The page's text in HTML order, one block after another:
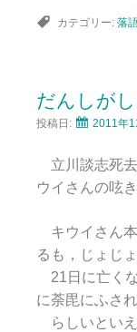
カテゴリー: 落
だんしが
投稿日: 2011年
立川談志死去
ウイさんの呟
キウイさん
るも，じょじ
21日に亡く
に荼毘にふさ
らしいとい